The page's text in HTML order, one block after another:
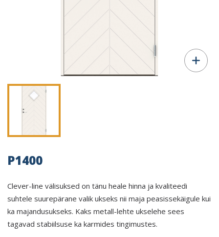
P1400
Clever-line välisuksed on tänu heale hinna ja kvaliteedi
suhtele suurepärane valik ukseks nii maja peasissekäigule kui
ka majandusukseks. Kaks metall-lehte ukselehe sees
tagavad stabiilsuse ka karmides tingimustes.